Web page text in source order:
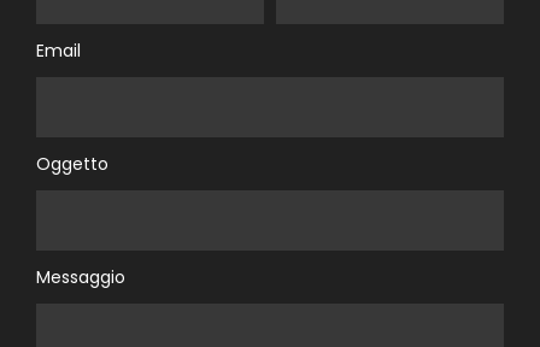
Email
Oggetto
Messaggio